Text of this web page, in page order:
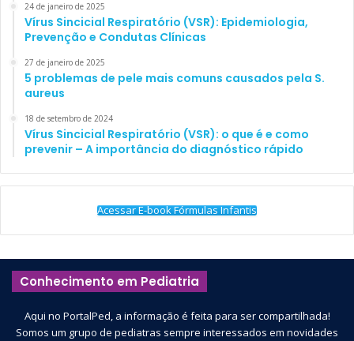
24 de janeiro de 2025
Vírus Sincicial Respiratório (VSR): Epidemiologia,
Prevenção e Condutas Clínicas
27 de janeiro de 2025
5 problemas de pele mais comuns causados pela S.
aureus
18 de setembro de 2024
Vírus Sincicial Respiratório (VSR): o que é e como
prevenir – A importância do diagnóstico rápido
Acessar E-book Fórmulas Infantis
Conhecimento em Pediatria
Aqui no PortalPed, a informação é feita para ser compartilhada!
Somos um grupo de pediatras sempre interessados em novidades